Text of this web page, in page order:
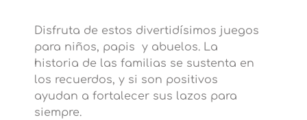
Disfruta de estos divertidísimos juegos
para niños, papis y abuelos. La
historia de las familias se sustenta en
los recuerdos, y si son positivos
ayudan a fortalecer sus lazos para
siempre.